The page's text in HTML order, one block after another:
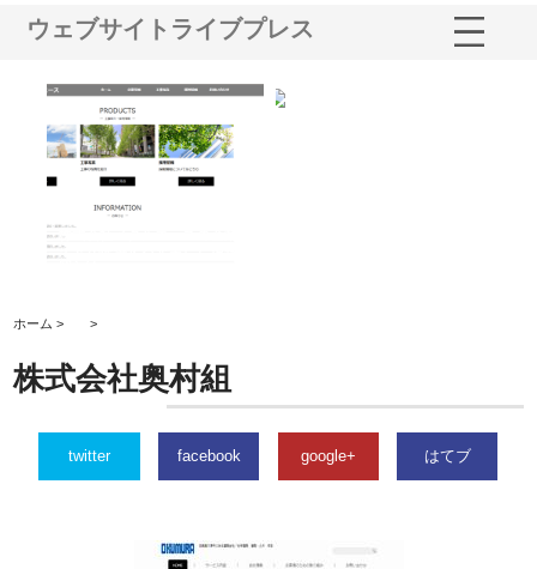
ウェブサイトライブプレス
会社メタルエースの企業サ
が提供する充実した情報内
ホーム > >
株式会社奥村組
twitter facebook google+ はてブ